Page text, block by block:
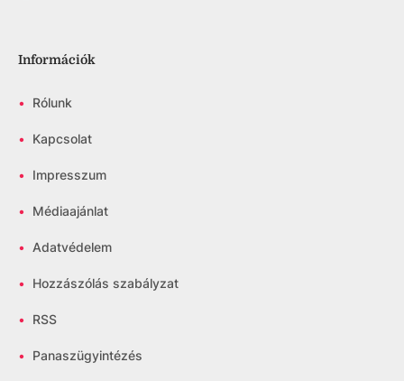
Információk
• Rólunk
• Kapcsolat
• Impresszum
• Médiaajánlat
• Adatvédelem
• Hozzászólás szabályzat
• RSS
• Panaszügyintézés